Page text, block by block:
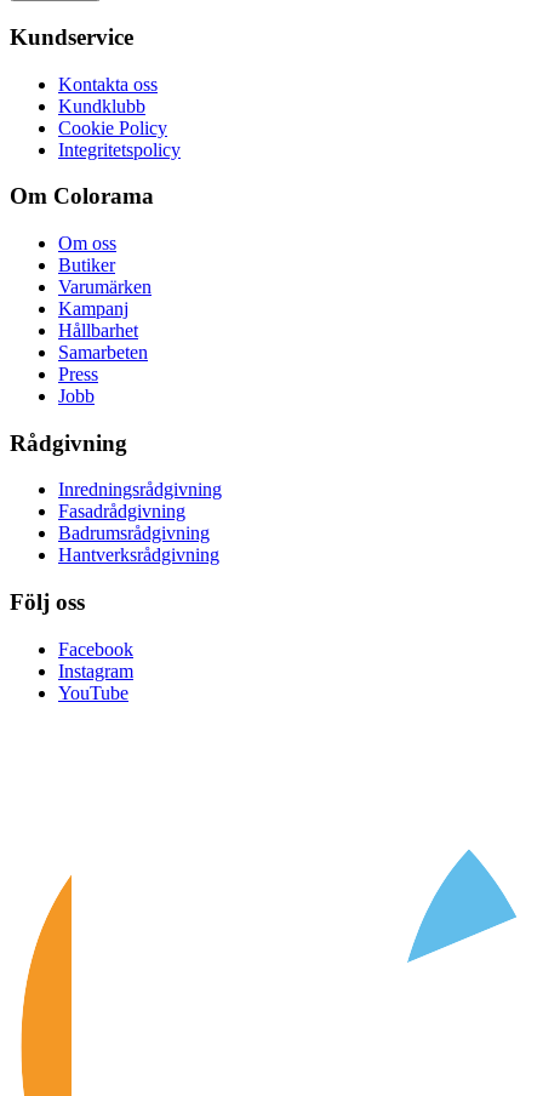
Kundservice
Kontakta oss
Kundklubb
Cookie Policy
Integritetspolicy
Om Colorama
Om oss
Butiker
Varumärken
Kampanj
Hållbarhet
Samarbeten
Press
Jobb
Rådgivning
Inredningsrådgivning
Fasadrådgivning
Badrumsrådgivning
Hantverksrådgivning
Följ oss
Facebook
Instagram
YouTube